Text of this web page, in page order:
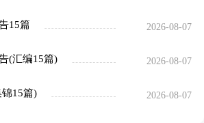
15篇 2026-08-07
(汇编15篇) 2026-08-07
15篇) 2026-08-07